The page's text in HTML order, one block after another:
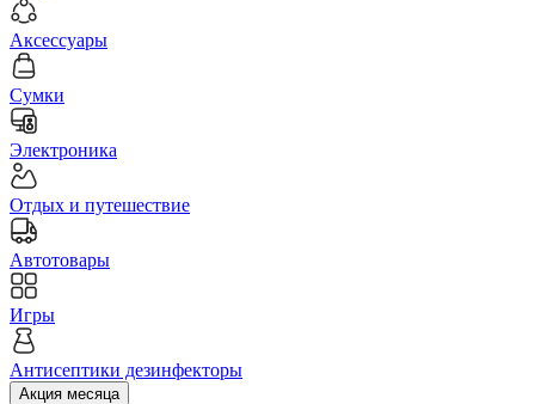
Аксессуары
Сумки
Электроника
Отдых и путешествие
Автотовары
Игры
Антисептики дезинфекторы
Акция месяца